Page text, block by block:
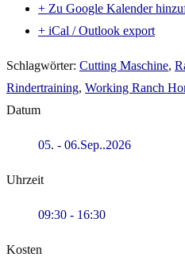
+ Zu Google Kalender
+ iCal / Outlook export
Schlagwörter: Cutting Maschine,
Rindertraining, Working Ranch
Datum
05. - 06.Sep..2026
Uhrzeit
09:30 - 16:30
Kosten